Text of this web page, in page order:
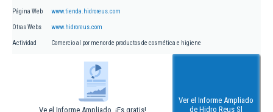
Página Web www.tienda.hidroreus.com
Otras Webs www.hidroreus.com
Actividad Comercio al por menor de productos de cosmética e higiene
Ve el Informe Ampliado. ¡Es gratis!
Ver el Informe Ampliado
de Hidro Reus Sl